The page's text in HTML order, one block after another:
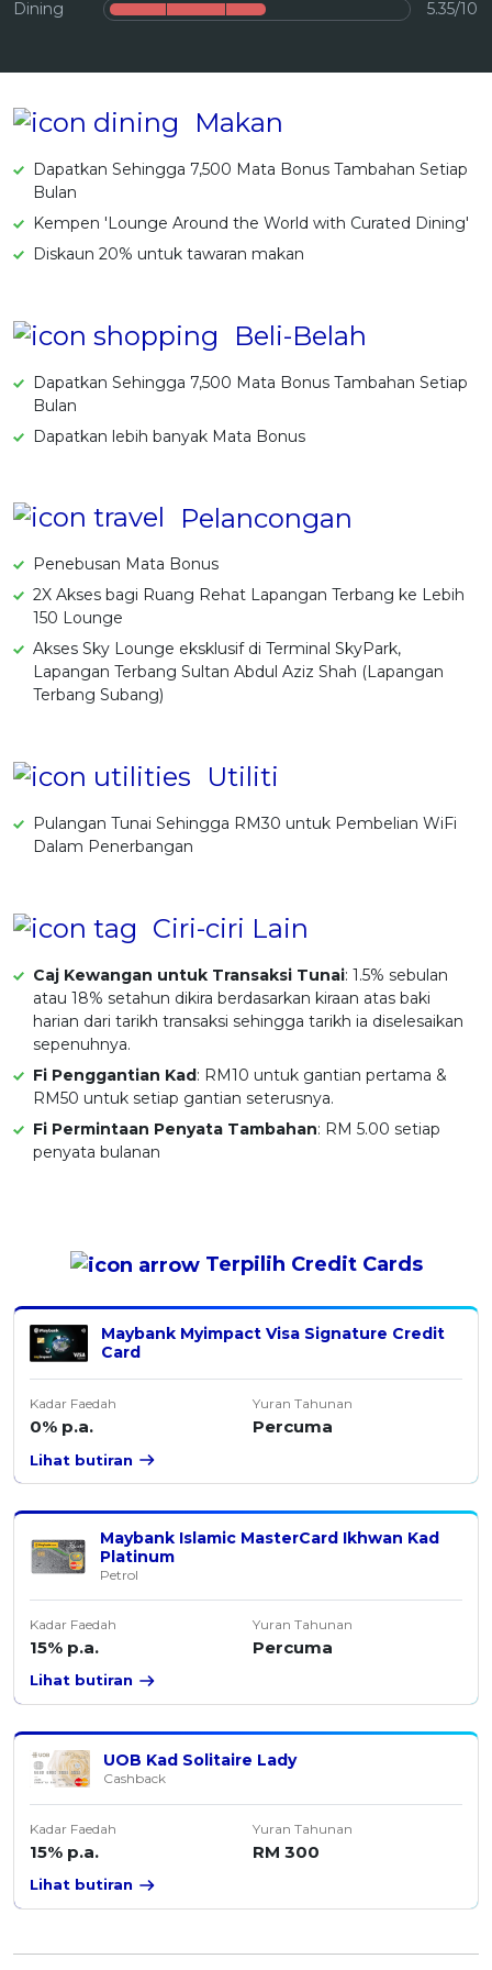
OCBC - Hadiah Pilihan Anda
Artikel Terkini
Insurans
Pelaburan
Pengurusan Kewangan
Pinjaman Perumahan
Promo RHB Bank Kad Kredit
Dining
5.35/10
Makan
Dapatkan Sehingga 7,500 Mata Bonus Tambahan Setiap
Bulan
Kempen 'Lounge Around the World with Curated Dining'
Diskaun 20% untuk tawaran makan
Beli-Belah
Dapatkan Sehingga 7,500 Mata Bonus Tambahan Setiap
Bulan
Dapatkan lebih banyak Mata Bonus
Pelancongan
Penebusan Mata Bonus
2X Akses bagi Ruang Rehat Lapangan Terbang ke Lebih
150 Lounge
Akses Sky Lounge eksklusif di Terminal SkyPark,
Lapangan Terbang Sultan Abdul Aziz Shah (Lapangan
Terbang Subang)
Utiliti
Pulangan Tunai Sehingga RM30 untuk Pembelian WiFi
Dalam Penerbangan
Ciri-ciri Lain
Caj Kewangan untuk Transaksi Tunai: 1.5% sebulan
atau 18% setahun dikira berdasarkan kiraan atas baki
harian dari tarikh transaksi sehingga tarikh ia diselesaikan
sepenuhnya.
Fi Penggantian Kad: RM10 untuk gantian pertama &
RM50 untuk setiap gantian seterusnya.
Fi Permintaan Penyata Tambahan: RM 5.00 setiap
penyata bulanan
Terpilih Credit Cards
Maybank Myimpact Visa Signature Credit
Card
Kadar Faedah
0% p.a.
Yuran Tahunan
Percuma
Lihat butiran
Maybank Islamic MasterCard Ikhwan Kad
Platinum
Petrol
Kadar Faedah
15% p.a.
Yuran Tahunan
Percuma
Lihat butiran
UOB Kad Solitaire Lady
Cashback
Kadar Faedah
15% p.a.
Yuran Tahunan
RM 300
Lihat butiran